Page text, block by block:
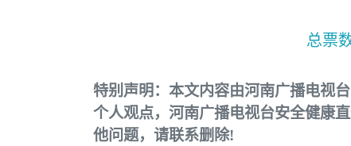
总票
特别声明：本文内容由河南广播电视
个人观点，河南广播电视台安全健康
他问题，请联系删除!